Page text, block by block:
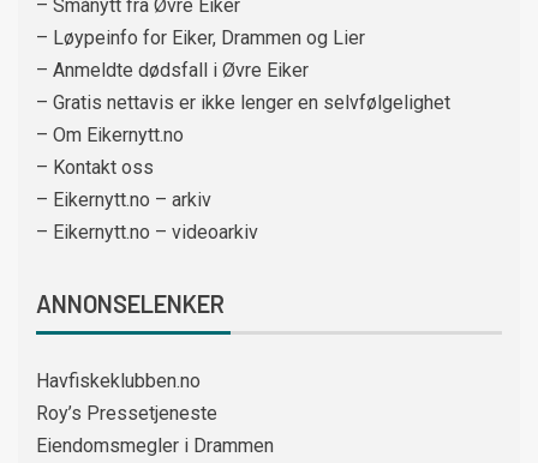
– Smånytt fra Øvre Eiker
– Løypeinfo for Eiker, Drammen og Lier
– Anmeldte dødsfall i Øvre Eiker
– Gratis nettavis er ikke lenger en selvfølgelighet
– Om Eikernytt.no
– Kontakt oss
– Eikernytt.no – arkiv
– Eikernytt.no – videoarkiv
ANNONSELENKER
Havfiskeklubben.no
Roy’s Pressetjeneste
Eiendomsmegler i Drammen